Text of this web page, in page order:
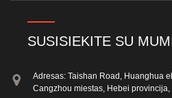
SUSISIEKITE SU
Adresas: Taishan Road, Huanghua
Cangzhou miestas, Hebei provincija,